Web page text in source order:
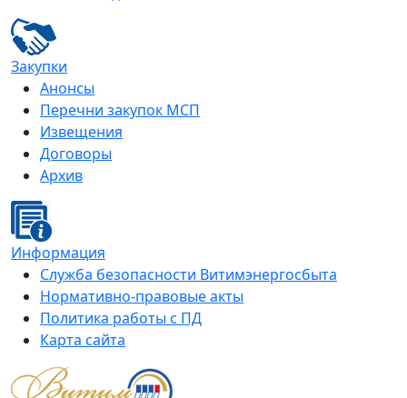
Закупки
Анонсы
Перечни закупок МСП
Извещения
Договоры
Архив
Информация
Служба безопасности Витимэнергосбыта
Нормативно-правовые акты
Политика работы с ПД
Карта сайта